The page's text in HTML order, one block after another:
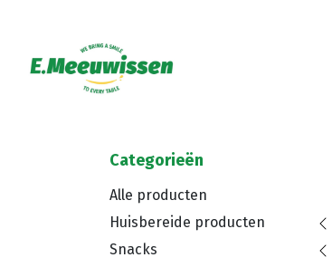
Categorieën
Alle producten
Huisbereide producten
Snacks